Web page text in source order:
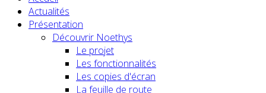
Actualités
Présentation
Découvrir Noethys
Le projet
Les fonctionnalités
Les copies d'écran
La feuille de route